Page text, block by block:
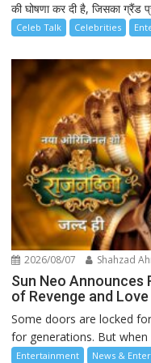
की घोषणा कर दी है, जिसका ग्रैंड
Celeb Talk Celebrities
2026/08/07 Shahzad
Sun Neo Announces
of Revenge and Love
Some doors are locked
for generations. But when
Entertainment News &